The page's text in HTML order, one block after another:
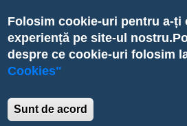
Folosim cookie-uri pentru a-ți
experiență pe site-ul nostru.
despre ce cookie-uri folosim
Cookies"
Sunt de acord
to
main
content
Primăria